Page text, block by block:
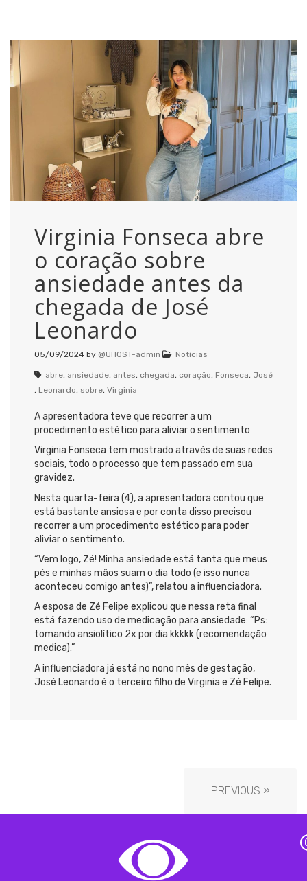
Virginia Fonseca abre
o coração sobre
ansiedade antes da
chegada de José
Leonardo
05/09/2024 by @UHOST-admin Notícias
abre, ansiedade, antes, chegada, coração, Fonseca, José
, Leonardo, sobre, Virginia
A apresentadora teve que recorrer a um
procedimento estético para aliviar o sentimento
Virginia Fonseca tem mostrado através de suas redes
sociais, todo o processo que tem passado em sua
gravidez.
Nesta quarta-feira (4), a apresentadora contou que
está bastante ansiosa e por conta disso precisou
recorrer a um procedimento estético para poder
aliviar o sentimento.
“Vem logo, Zé! Minha ansiedade está tanta que meus
pés e minhas mãos suam o dia todo (e isso nunca
aconteceu comigo antes)”, relatou a influenciadora.
A esposa de Zé Felipe explicou que nessa reta final
está fazendo uso de medicação para ansiedade: “Ps:
tomando ansiolítico 2x por dia kkkkk (recomendação
medica).”
A influenciadora já está no nono mês de gestação,
José Leonardo é o terceiro filho de Virginia e Zé Felipe.
PREVIOUS »